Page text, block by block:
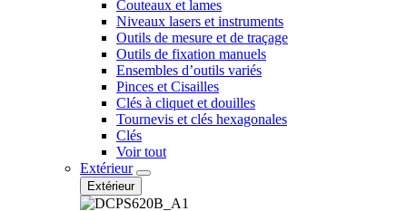
Couteaux et lames
Niveaux lasers et instruments
Outils de mesure et de traçage
Outils de fixation manuels
Ensembles d’outils variés
Pinces et Cisailles
Clés à cliquet et douilles
Tournevis et clés hexagonales
Clés
Voir tout
Extérieur
Extérieur